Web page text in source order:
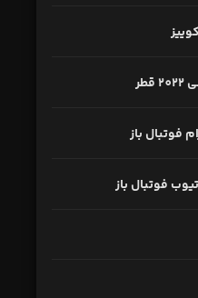
فوتبال باز
فوتبال باز